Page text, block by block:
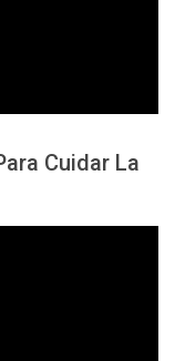
Cuidar La